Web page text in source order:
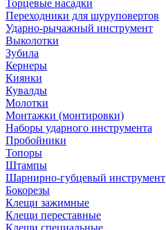
Торцевые насадки
Переходники для шуруповертов
Ударно-рычажный инструмент
Выколотки
Зубила
Кернеры
Киянки
Кувалды
Молотки
Монтажки (монтировки)
Наборы ударного инструмента
Пробойники
Топоры
Штампы
Шарнирно-губцевый инструмент
Бокорезы
Клещи зажимные
Клещи переставные
Клещи специальные